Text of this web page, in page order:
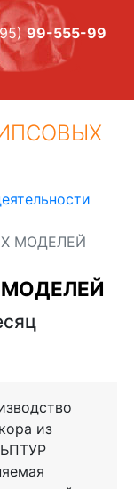
99-555-99
МОДЕЛЕЙ
из